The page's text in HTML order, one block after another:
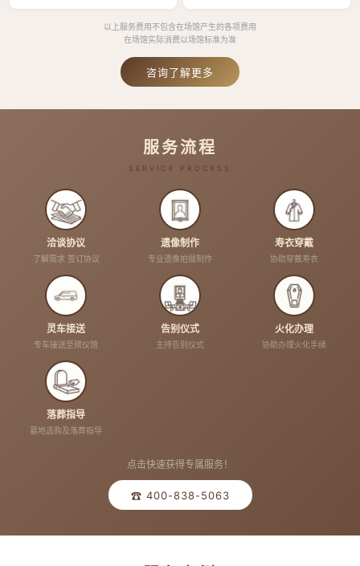
以上服务费用不包含在场馆产生的各项费用
在场馆实际消费以场馆标准为准
咨询了解更多
服务流程
SERVICE PROCESS
洽谈协议
了解需求 签订协议
遗像制作
专业遗像拍摄制作
寿衣穿戴
协助穿戴寿衣
灵车接送
专车接送至殡仪馆
告别仪式
主持告别仪式
火化办理
协助办理火化手续
落葬指导
墓地选购及落葬指导
点击快速获得专属服务！
☎ 400-838-5063